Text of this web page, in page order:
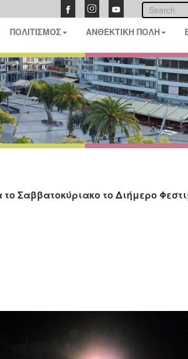
ΠΟΛΙΤΙΣΜΟΣ ΑΝΘΕΚΤΙΚΗ ΠΟΛΗ
το Σαββατοκύριακο το Διήμερο